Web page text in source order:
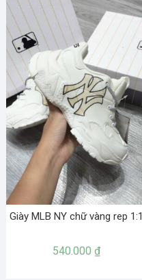
Giày MLB NY chữ vàng rep 1:1
540.000₫